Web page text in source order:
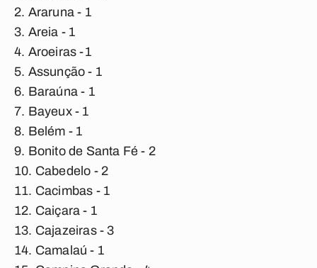
Araruna - 1
Areia - 1
Aroeiras -1
Assunção - 1
Baraúna - 1
Bayeux - 1
Belém - 1
Bonito de Santa Fé - 2
Cabedelo - 2
Cacimbas - 1
Caiçara - 1
Cajazeiras - 3
Camalaú - 1